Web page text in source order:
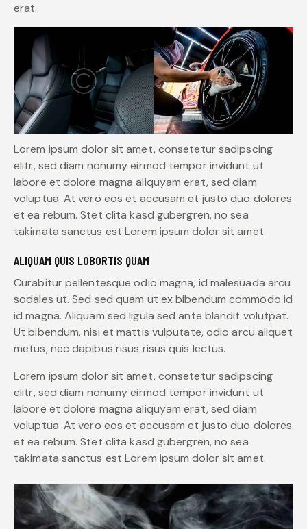
erat.
Lorem ipsum dolor sit amet, consetetur sadipscing
elitr, sed diam nonumy eirmod tempor invidunt ut
labore et dolore magna aliquyam erat, sed diam
voluptua. At vero eos et accusam et justo duo dolores
et ea rebum. Stet clita kasd gubergren, no sea
takimata sanctus est Lorem ipsum dolor sit amet.
ALIQUAM QUIS LOBORTIS QUAM
Curabitur pellentesque odio magna, id malesuada arcu
sodales ut. Sed sed quam ut ex bibendum commodo id
id magna. Aliquam sed ligula sed ante blandit volutpat.
Ut bibendum, nisi et mattis vulputate, odio arcu aliquet
metus, nec dapibus risus risus quis lectus.
Lorem ipsum dolor sit amet, consetetur sadipscing
elitr, sed diam nonumy eirmod tempor invidunt ut
labore et dolore magna aliquyam erat, sed diam
voluptua. At vero eos et accusam et justo duo dolores
et ea rebum. Stet clita kasd gubergren, no sea
takimata sanctus est Lorem ipsum dolor sit amet.